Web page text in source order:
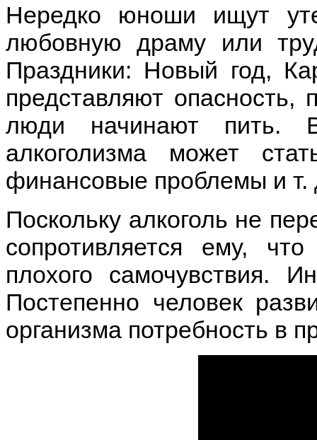
Нередко юноши ищут
любовную драму или
Праздники: Новый год,
представляют опасность,
люди начинают пить.
алкоголизма может
финансовые проблемы и т.
Поскольку алкоголь не
сопротивляется ему,
плохого самочувствия.
Постепенно человек
организма потребность в